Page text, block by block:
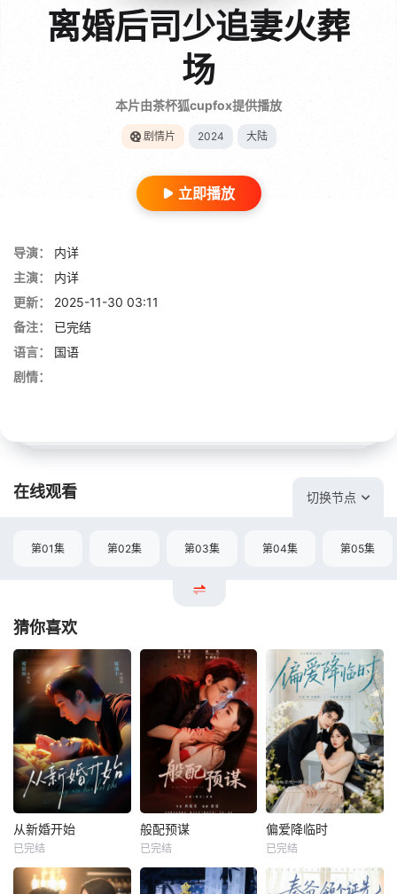
离婚后司少追妻火葬
场
本片由茶杯狐cupfox提供播放
剧情片 2024 大陆
立即播放
导演：
内详
主演：
内详
更新：
2025-11-30 03:11
备注：
已完结
语言：
国语
剧情：
在线观看 切换节点
第01集 第02集 第03集 第04集 第05集
猜你喜欢
从新婚开始
已完结
般配预谋
已完结
偏爱降临时
已完结